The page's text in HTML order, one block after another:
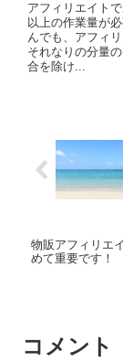
アフィリエイト
以上の作業量が
んでも、アフィ
それなりの分量
合を除け...
物販アフィリエ
めて重要です！
コメント